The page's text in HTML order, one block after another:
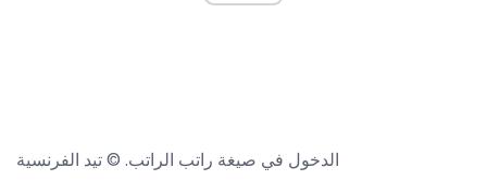
الدخول في صيغة راتب الراتب. © تيد الفرنسية